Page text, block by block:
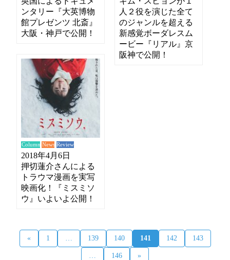
ンタリー『大英博物
館プレゼンツ 北斎』
大阪・神戸で公開！
人２役を演じた全て
のジャンルを超える
新感覚ボーダレスム
ービー『リアル』京
阪神で公開！
Column News Review
2018年4月6日
押切蓮介さんによる
トラウマ漫画を実写
映画化！『ミスミソ
ウ』いよいよ公開！
« 1 … 139 140 141 142 143
… 146 »